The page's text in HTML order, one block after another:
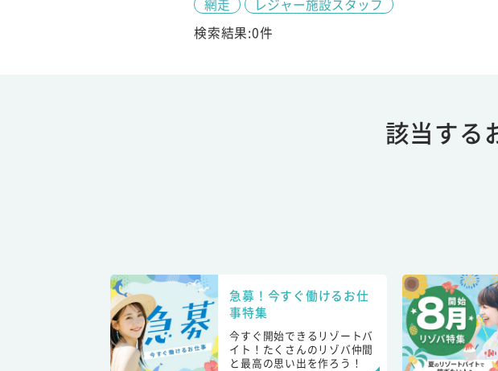
網走
レジャー施設スタッフ
検索結果:0件
該当する
急募！今すぐ働けるお仕
事特集
今すぐ開始できるリゾートバ
イト！たくさんのリゾバ仲間
と最高の思い出を作ろう！